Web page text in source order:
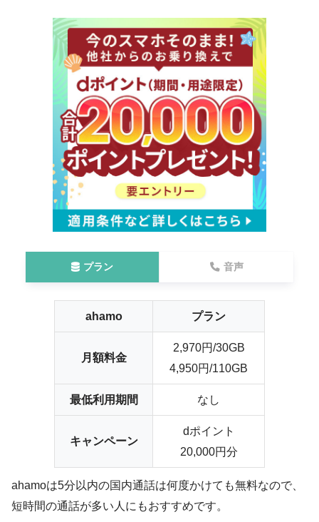
プラン 音声
ahamo プラン
月額料金
2,970円/30GB
4,950円/110GB
最低利用期間 なし
キャンペーン
dポイント
20,000円分
ahamoは5分以内の国内通話は何度かけても無料なので、
短時間の通話が多い人にもおすすめです。